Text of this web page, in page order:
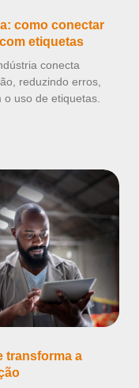
como conectar
etiquetas
conecta
reduzindo erros,
o uso de etiquetas.
transforma a